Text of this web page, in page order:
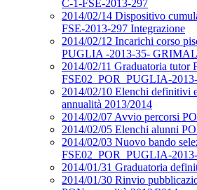
C-1-FSE-2013-297
2014/02/14 Dispositivo
FSE-2013-297 Integrazione
2014/02/12 Incarichi corso
PUGLIA -2013-35-
2014/02/11 Graduatoria tutor
FSE02_POR_PUGLIA-
2014/02/10 Elenchi definitivi
annualità 2013/2014
2014/02/07 Avvio percorsi
2014/02/05 Elenchi alunni
2014/02/03 Nuovo bando
FSE02_POR_PUGLIA-
2014/01/31 Graduatoria
2014/01/30 Rinvio